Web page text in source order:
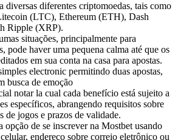
diversas diferentes criptomoedas, tais como
(LTC), Ethereum (ETH), Dash
Ripple (XRP).
situações, principalmente para
pode haver uma pequena calma até que os
em sua conta na casa para apostas.
electronic permitindo duas apostas,
busca de emoção
notar la cual cada benefício está sujeito a
específicos, abrangendo requisitos sobre
de jogos e prazos de validade.
opção de se inscrever na Mostbet usando
endereço sobre correio eletrônico ou